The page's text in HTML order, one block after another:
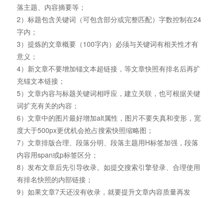
落主题、内容摘要等；
2）标题包含关键词（可包含部分或完整匹配）字数控制在24
字内；
3）提炼的文章概要（100字内）必须与关键词有相关性才有
意义；
4）新文章不要增加锚文本超链接，等文章快照有排名后再扩
充锚文本链接；
5）文章内容与标题关键词相呼应，建立关联，也可根据关键
词扩充有关的内容；
6）文章中的图片最好增加alt属性，图片不要失真和变形，宽
度大于500px更优机会抢占搜索快照缩略图；
7）文章排版合理、段落分明、段落主题用H标签加强，段落
内容用span或p标签区分；
8）发布文章后先引导收录。如提交搜索引擎登录、合理使用
有排名快照的内部链接；
9）如果文章7天还没有收录，就要提升文章内容质量再发